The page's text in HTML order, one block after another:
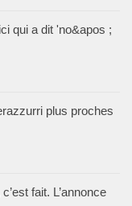
qui a dit 'no&apos ;
plus proches
fait. L’annonce